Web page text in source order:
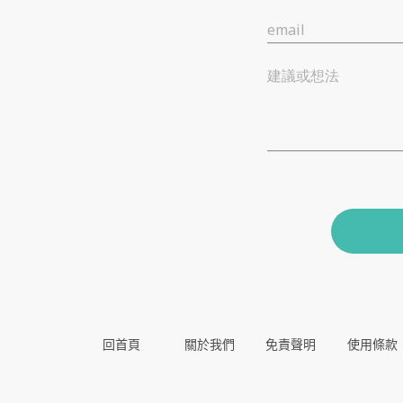
email
建議或想法
回首頁 關於我們 免責聲明 使用條款